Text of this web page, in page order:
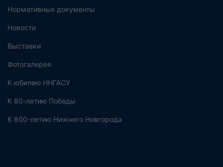
Нормативные документы
Новости
Выставки
Фотогалерея
К юбилею ННГАСУ
К 80-летию Победы
К 800-летию Нижнего Новгорода